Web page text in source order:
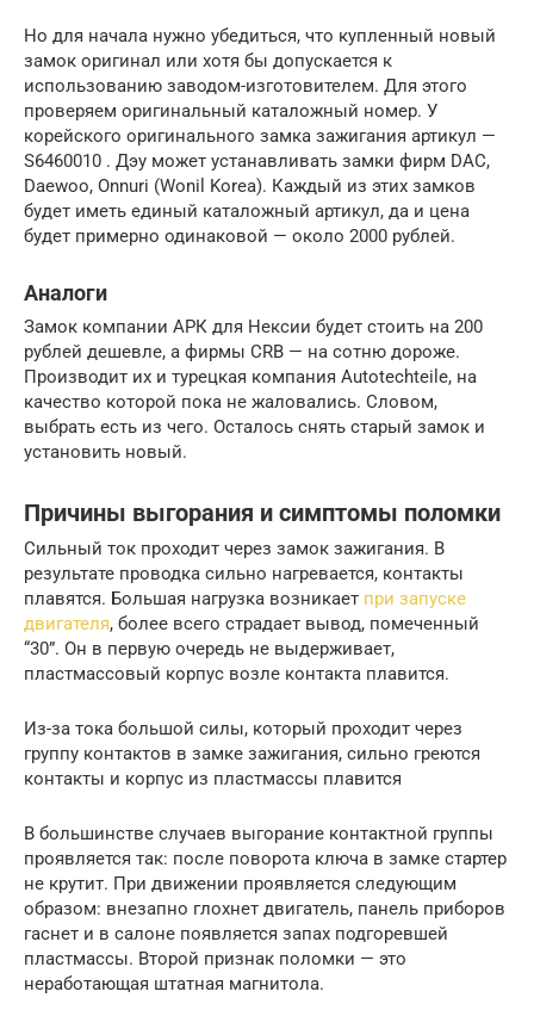
Но для начала нужно убедиться, что купленный новый
замок оригинал или хотя бы допускается к
использованию заводом-изготовителем. Для этого
проверяем оригинальный каталожный номер. У
корейского оригинального замка зажигания артикул —
S6460010 . Дэу может устанавливать замки фирм DAC,
Daewoo, Onnuri (Wonil Korea). Каждый из этих замков
будет иметь единый каталожный артикул, да и цена
будет примерно одинаковой — около 2000 рублей.
Аналоги
Замок компании АРК для Нексии будет стоить на 200
рублей дешевле, а фирмы СRB — на сотню дороже.
Производит их и турецкая компания Autotechteile, на
качество которой пока не жаловались. Словом,
выбрать есть из чего. Осталось снять старый замок и
установить новый.
Причины выгорания и симптомы поломки
Сильный ток проходит через замок зажигания. В
результате проводка сильно нагревается, контакты
плавятся. Большая нагрузка возникает при запуске
двигателя, более всего страдает вывод, помеченный
“30”. Он в первую очередь не выдерживает,
пластмассовый корпус возле контакта плавится.
Из-за тока большой силы, который проходит через
группу контактов в замке зажигания, сильно греются
контакты и корпус из пластмассы плавится
В большинстве случаев выгорание контактной группы
проявляется так: после поворота ключа в замке стартер
не крутит. При движении проявляется следующим
образом: внезапно глохнет двигатель, панель приборов
гаснет и в салоне появляется запах подгоревшей
пластмассы. Второй признак поломки — это
неработающая штатная магнитола.